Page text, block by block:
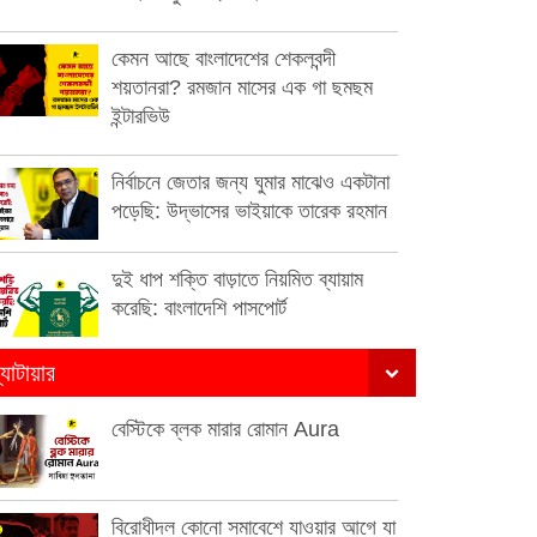
কেমন আছে বাংলাদেশের শেকলবন্দী
শয়তানরা? রমজান মাসের এক গা ছমছম
ইন্টারভিউ
নির্বাচনে জেতার জন্য ঘুমার মাঝেও একটানা
পড়েছি: উদ্ভাসের ভাইয়াকে তারেক রহমান
দুই ধাপ শক্তি বাড়াতে নিয়মিত ব্যায়াম
করেছি: বাংলাদেশি পাসপোর্ট
বেস্টিকে ব্লক মারার রোমান Aura
বিরোধীদল কোনো সমাবেশে যাওয়ার আগে যা